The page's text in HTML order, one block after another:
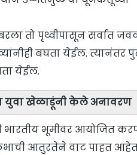
तो पृथ्वीपासून सर्वात
बघता येईल. त्यानंतर
येईल.
युवा खेळाडूंनी केले अनावरण
भारतीय भूमीवर आयोजित
आतुरतेने वाट पाहत